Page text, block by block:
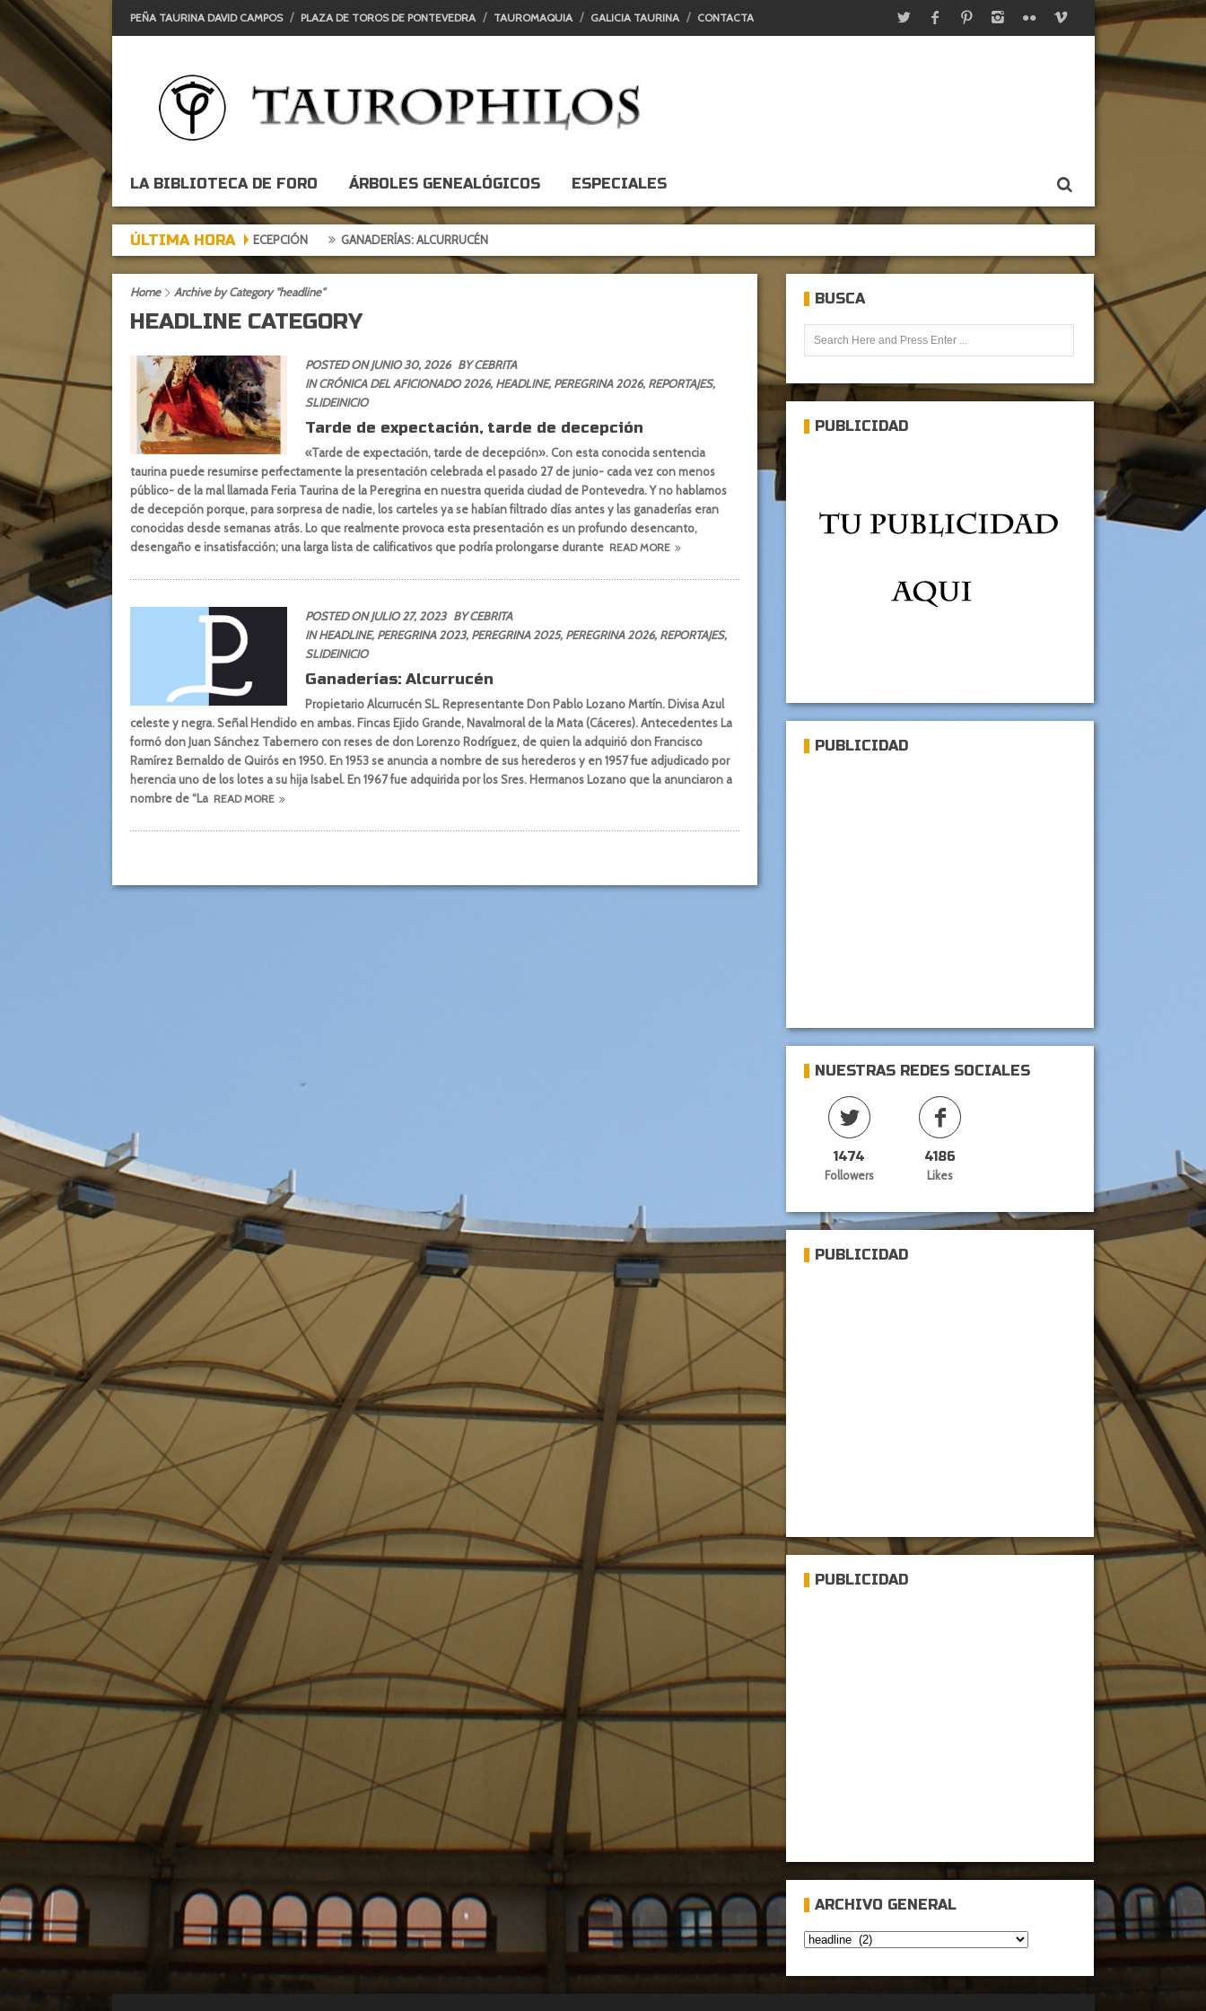
PEÑA TAURINA DAVID CAMPOS PLAZA DE TOROS DE PONTEVEDRA TAUROMAQUIA GALICIA TAURINA CONTACTA
LA BIBLIOTECA DE FORO ÁRBOLES GENEALÓGICOS ESPECIALES
ÚLTIMA HORA
DE EXPECTACIÓN, TARDE DE DECEPCIÓN GANADERÍAS: ALCURRUCÉN
Home Archive by Category "headline"
HEADLINE CATEGORY
POSTED ON JUNIO 30, 2026 BY CEBRITA
INCRÓNICA DEL AFICIONADO 2026, HEADLINE, PEREGRINA 2026, REPORTAJES,
SLIDEINICIO
Tarde de expectación, tarde de decepción
«Tarde de expectación, tarde de decepción». Con esta conocida sentencia
taurina puede resumirse perfectamente la presentación celebrada el pasado 27 de junio- cada vez con menos
público- de la mal llamada Feria Taurina de la Peregrina en nuestra querida ciudad de Pontevedra. Y no hablamos
de decepción porque, para sorpresa de nadie, los carteles ya se habían filtrado días antes y las ganaderías eran
conocidas desde semanas atrás. Lo que realmente provoca esta presentación es un profundo desencanto,
desengaño e insatisfacción; una larga lista de calificativos que podría prolongarse durante READ MORE
POSTED ON JULIO 27, 2023 BY CEBRITA
INHEADLINE, PEREGRINA 2023, PEREGRINA 2025, PEREGRINA 2026, REPORTAJES,
SLIDEINICIO
Ganaderías: Alcurrucén
Propietario Alcurrucén SL. Representante Don Pablo Lozano Martín. Divisa Azul
celeste y negra. Señal Hendido en ambas. Fincas Ejido Grande, Navalmoral de la Mata (Cáceres). Antecedentes La
formó don Juan Sánchez Tabernero con reses de don Lorenzo Rodríguez, de quien la adquirió don Francisco
Ramírez Bernaldo de Quirós en 1950. En 1953 se anuncia a nombre de sus herederos y en 1957 fue adjudicado por
herencia uno de los lotes a su hija Isabel. En 1967 fue adquirida por los Sres. Hermanos Lozano que la anunciaron a
nombre de “La READ MORE
BUSCA
PUBLICIDAD
PUBLICIDAD
NUESTRAS REDES SOCIALES
1474
Followers
4186
Likes
PUBLICIDAD
PUBLICIDAD
ARCHIVO GENERAL